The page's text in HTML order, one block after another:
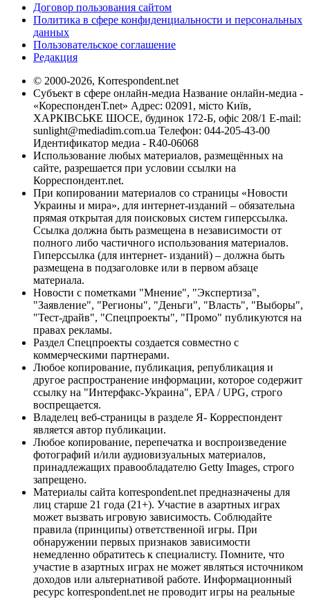
Договор пользования сайтом
Политика в сфере конфиденциальности и персональных
данных
Пользовательское соглашение
Редакция
© 2000-2026, Korrespondent.net
Субъект в сфере онлайн-медиа Название онлайн-медиа -
«КореспонденТ.net» Адрес: 02091, місто Київ,
ХАРКІВСЬКЕ ШОСЕ, будинок 172-Б, офіс 208/1 E-mail:
sunlight@mediadim.com.ua Телефон: 044-205-43-00
Идентификатор медиа - R40-06068
Использование любых материалов, размещённых на
сайте, разрешается при условии ссылки на
Корреспондент.net.
При копировании материалов со страницы «Новости
Украины и мира», для интернет-изданий – обязательна
прямая открытая для поисковых систем гиперссылка.
Ссылка должна быть размещена в независимости от
полного либо частичного использования материалов.
Гиперссылка (для интернет- изданий) – должна быть
размещена в подзаголовке или в первом абзаце
материала.
Новости с пометками "Мнение", "Экспертиза",
"Заявление", "Регионы", "Деньги", "Власть", "Выборы",
"Тест-драйв", "Спецпроекты", "Промо" публикуются на
правах рекламы.
Раздел Спецпроекты создается совместно с
коммерческими партнерами.
Любое копирование, публикация, републикация и
другое распространение информации, которое содержит
ссылку на "Интерфакс-Украина", EPA / UPG, строго
воспрещается.
Владелец веб-страницы в разделе Я- Корреспондент
является автор публикации.
Любое копирование, перепечатка и воспроизведение
фотографий и/или аудиовизуальных материалов,
принадлежащих правообладателю Getty Images, строго
запрещено.
Материалы сайта korrespondent.net предназначены для
лиц старше 21 года (21+). Участие в азартных играх
может вызвать игровую зависимость. Соблюдайте
правила (принципы) ответственной игры. При
обнаружении первых признаков зависимости
немедленно обратитесь к специалисту. Помните, что
участие в азартных играх не может являться источником
доходов или альтернативой работе. Информационный
ресурс korrespondent.net не проводит игры на реальные